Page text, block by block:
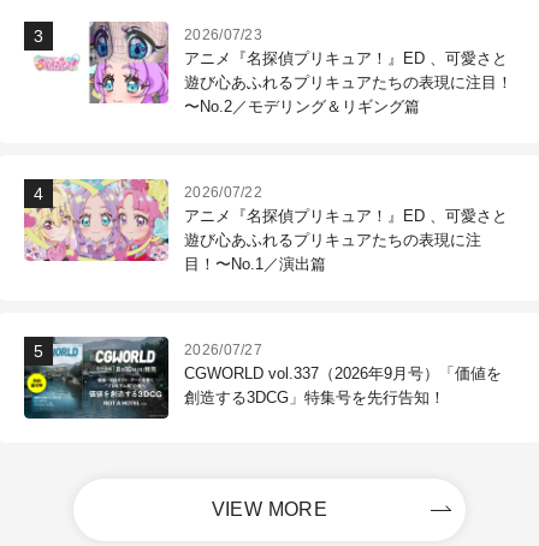
2026/07/23
アニメ『名探偵プリキュア！』ED 、可愛さと
遊び心あふれるプリキュアたちの表現に注目！
〜No.2／モデリング＆リギング篇
2026/07/22
アニメ『名探偵プリキュア！』ED 、可愛さと
遊び心あふれるプリキュアたちの表現に注
目！〜No.1／演出篇
2026/07/27
CGWORLD vol.337（2026年9月号）「価値を
創造する3DCG」特集号を先行告知！
VIEW MORE